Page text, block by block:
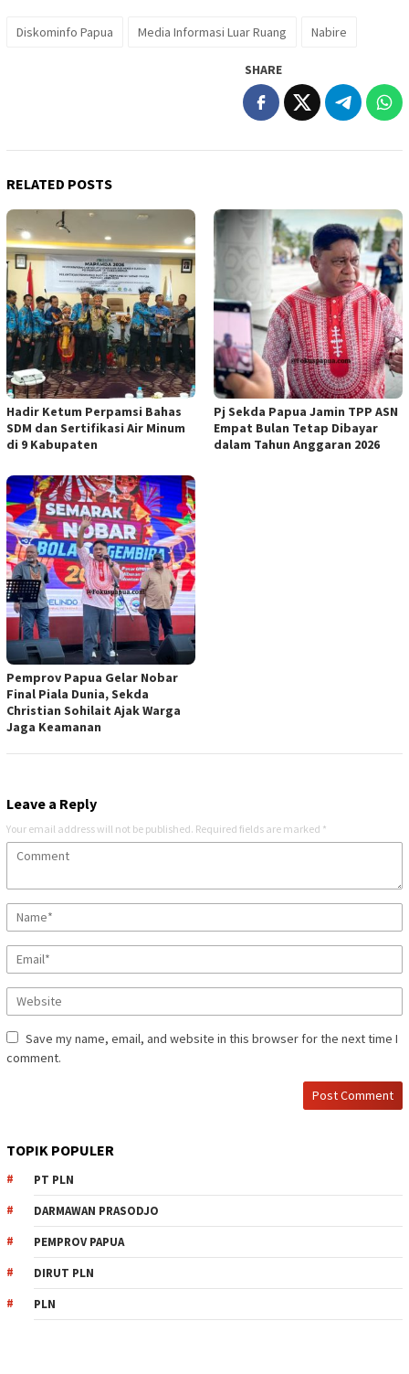
Diskominfo Papua Media Informasi Luar Ruang Nabire
SHARE
RELATED POSTS
Hadir Ketum Perpamsi Bahas
SDM dan Sertifikasi Air Minum
di 9 Kabupaten
Pj Sekda Papua Jamin TPP ASN
Empat Bulan Tetap Dibayar
dalam Tahun Anggaran 2026
Pemprov Papua Gelar Nobar
Final Piala Dunia, Sekda
Christian Sohilait Ajak Warga
Jaga Keamanan
Leave a Reply
Your email address will not be published. Required fields are marked *
Save my name, email, and website in this browser for the next time I
comment.
TOPIK POPULER
PT PLN
DARMAWAN PRASODJO
PEMPROV PAPUA
DIRUT PLN
PLN